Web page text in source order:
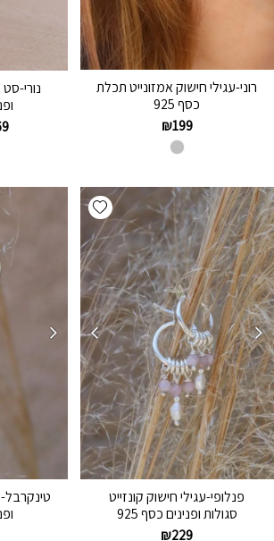
רוני-עגילי חישוק אמזונייט תכלת
כסף 925
₪199
נורי-סט
Add wishlist
פנלופי-עגילי חישוק קונזייט
סגולות ופנינים כסף 925
₪229
טינקרבל-